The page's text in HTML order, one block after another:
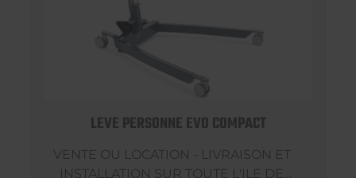
LEVE PERSONNE EVO COMPACT
VENTE OU LOCATION - LIVRAISON ET
INSTALLATION SUR TOUTE L'ILE DE